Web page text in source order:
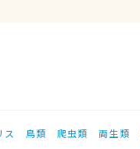
ス 鳥類 爬虫類 両生類